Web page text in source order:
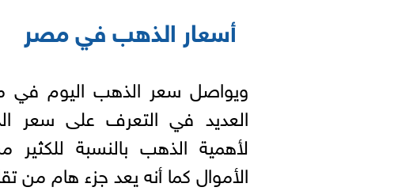
أسعار الذهب في مصر
ويواصل سعر الذهب اليوم في
العديد في التعرف على سعر
لأهمية الذهب بالنسبة للكثير
الأموال كما أنه يعد جزء هام من